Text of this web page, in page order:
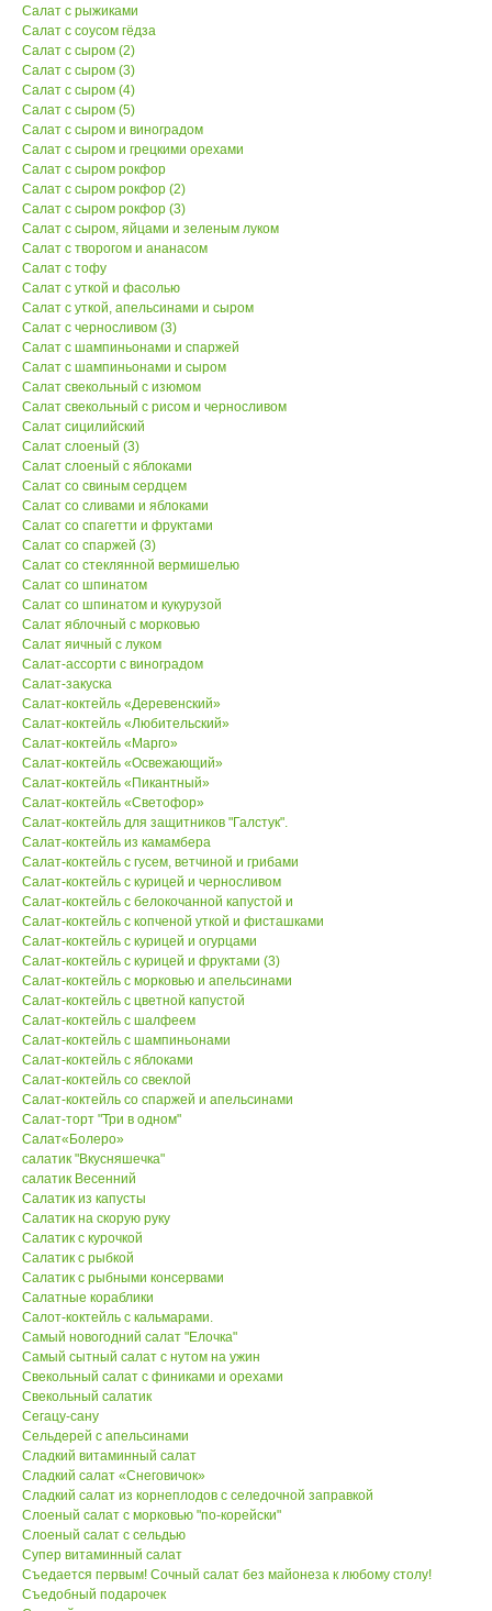
Салат с рыжиками
Салат с соусом гёдза
Салат с сыром (2)
Салат с сыром (3)
Салат с сыром (4)
Салат с сыром (5)
Салат с сыром и виноградом
Салат с сыром и грецкими орехами
Салат с сыром рокфор
Салат с сыром рокфор (2)
Салат с сыром рокфор (3)
Салат с сыром, яйцами и зеленым луком
Салат с творогом и ананасом
Салат с тофу
Салат с уткой и фасолью
Салат с уткой, апельсинами и сыром
Салат с черносливом (3)
Салат с шампиньонами и спаржей
Салат с шампиньонами и сыром
Салат свекольный с изюмом
Салат свекольный с рисом и черносливом
Салат сицилийский
Салат слоеный (3)
Салат слоеный с яблоками
Салат со свиным сердцем
Салат со сливами и яблоками
Салат со спагетти и фруктами
Салат со спаржей (3)
Салат со стеклянной вермишелью
Салат со шпинатом
Салат со шпинатом и кукурузой
Салат яблочный с морковью
Салат яичный с луком
Салат-ассорти с виноградом
Салат-закуска
Салат-коктейль «Деревенский»
Салат-коктейль «Любительский»
Салат-коктейль «Марго»
Салат-коктейль «Освежающий»
Салат-коктейль «Пикантный»
Салат-коктейль «Светофор»
Салат-коктейль для защитников "Галстук".
Салат-коктейль из камамбера
Салат-коктейль с гусем, ветчиной и грибами
Салат-коктейль с курицей и черносливом
Салат-коктейль с белокочанной капустой и
Салат-коктейль с копченой уткой и фисташками
Салат-коктейль с курицей и огурцами
Салат-коктейль с курицей и фруктами (3)
Салат-коктейль с морковью и апельсинами
Салат-коктейль с цветной капустой
Салат-коктейль с шалфеем
Салат-коктейль с шампиньонами
Салат-коктейль с яблоками
Салат-коктейль со свеклой
Салат-коктейль со спаржей и апельсинами
Салат-торт "Три в одном"
Салат«Болеро»
салатик "Вкусняшечка"
салатик Весенний
Салатик из капусты
Салатик на скорую руку
Салатик с курочкой
Салатик с рыбкой
Салатик с рыбными консервами
Салатные кораблики
Салот-коктейль с кальмарами.
Самый новогодний салат "Елочка"
Самый сытный салат с нутом на ужин
Свекольный салат с финиками и орехами
Свекольный салатик
Сегацу-сану
Сельдерей с апельсинами
Сладкий витаминный салат
Сладкий салат «Снеговичок»
Сладкий салат из корнеплодов с селедочной заправкой
Слоеный салат с морковью "по-корейски"
Слоеный салат с сельдью
Супер витаминный салат
Съедается первым! Сочный салат без майонеза к любому столу!
Съедобный подарочек